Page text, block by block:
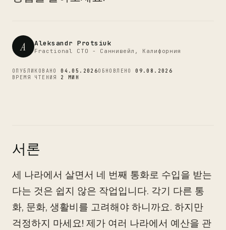
A Aleksandr Protsiuk
Fractional CTO - Саннивейл, Калифорния
ОПУБЛИКОВАНО04.05.2026ОБНОВЛЕНО09.08.2026
ВРЕМЯ ЧТЕНИЯ 2 МИН
서론
세 나라에서 살면서 네 번째 통화로 수입을 받는
다는 것은 쉽지 않은 작업입니다. 각기 다른 통
화, 문화, 생활비를 고려해야 하니까요. 하지만
걱정하지 마세요! 제가 여러 나라에서 예산을 관